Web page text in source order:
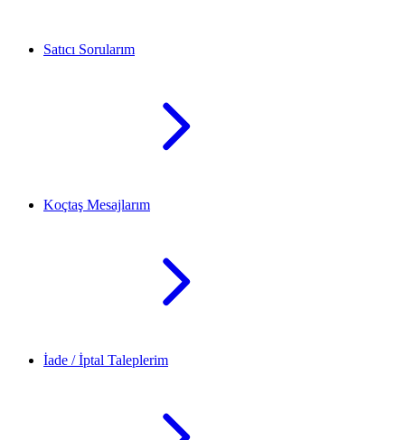
Satıcı Sorularım
Koçtaş Mesajlarım
İade / İptal Taleplerim